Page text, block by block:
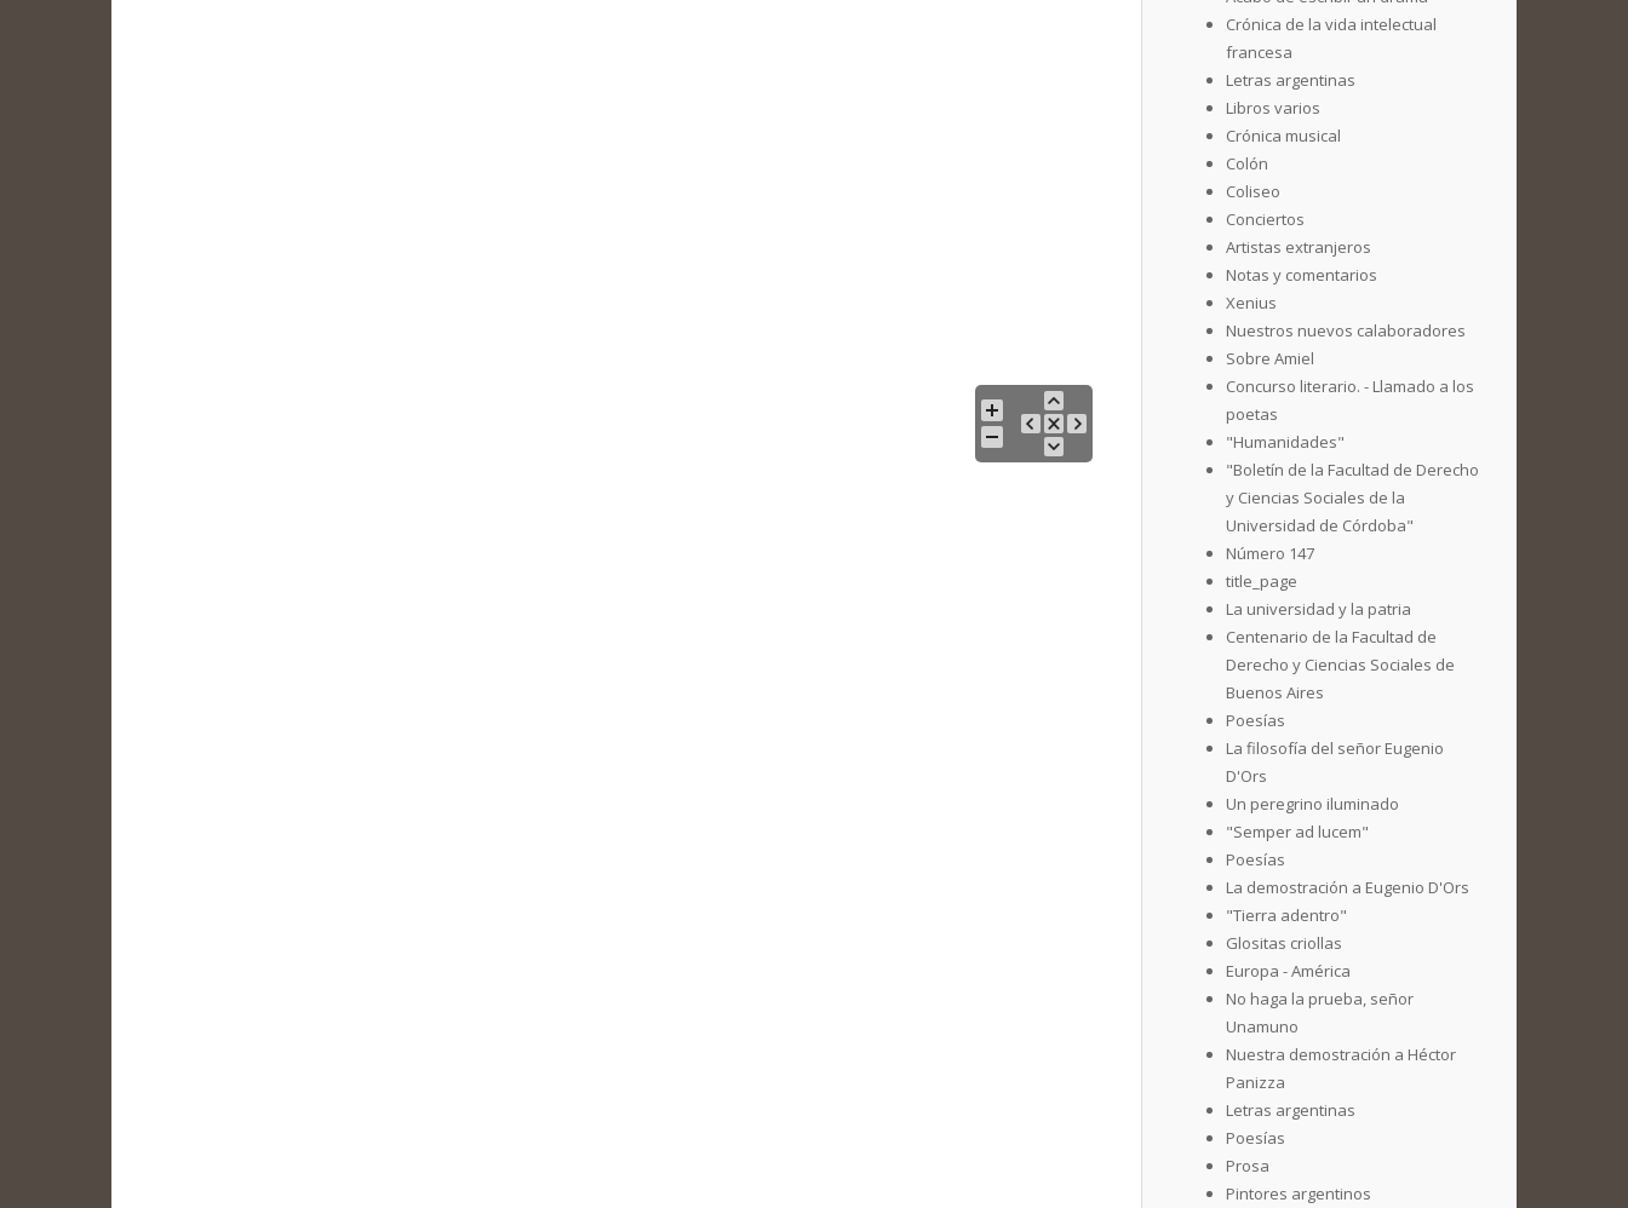
Crónica de la vida intelectual
francesa
Letras argentinas
Libros varios
Crónica musical
Colón
Coliseo
Conciertos
Artistas extranjeros
Notas y comentarios
Xenius
Nuestros nuevos calaboradores
Sobre Amiel
Concurso literario. - Llamado a los
poetas
"Humanidades"
"Boletín de la Facultad de Derecho
y Ciencias Sociales de la
Universidad de Córdoba"
Número 147
title_page
La universidad y la patria
Centenario de la Facultad de
Derecho y Ciencias Sociales de
Buenos Aires
Poesías
La filosofía del señor Eugenio
D'Ors
Un peregrino iluminado
"Semper ad lucem"
Poesías
La demostración a Eugenio D'Ors
"Tierra adentro"
Glositas criollas
Europa - América
No haga la prueba, señor
Unamuno
Nuestra demostración a Héctor
Panizza
Letras argentinas
Poesías
Prosa
Pintores argentinos